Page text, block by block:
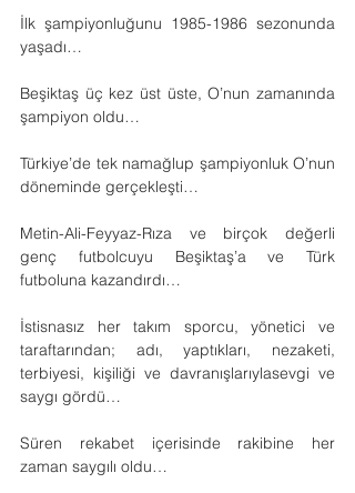
İlk şampiyonluğunu 1985-1986 sezonunda
yaşadı…
Beşiktaş üç kez üst üste, O’nun zamanında
şampiyon oldu…
Türkiye’de tek namağlup şampiyonluk O’nun
döneminde gerçekleşti…
Metin-Ali-Feyyaz-Rıza ve birçok değerli
genç futbolcuyu Beşiktaş’a ve Türk
futboluna kazandırdı…
İstisnasız her takım sporcu, yönetici ve
taraftarından; adı, yaptıkları, nezaketi,
terbiyesi, kişiliği ve davranışlarıylasevgi ve
saygı gördü…
Süren rekabet içerisinde rakibine her
zaman saygılı oldu…